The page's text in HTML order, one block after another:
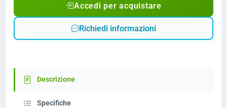
Accedi per acquistare
Richiedi informazioni
Descrizione
Specifiche